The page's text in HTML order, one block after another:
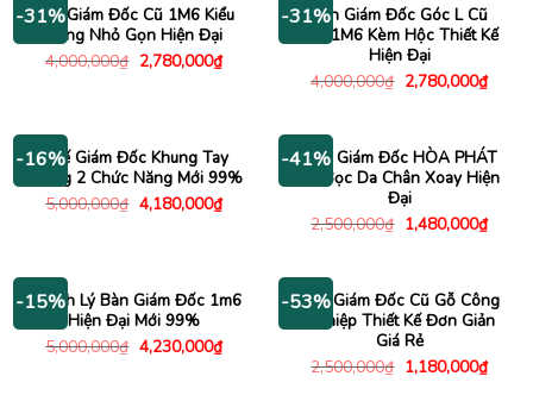
-31%
Bàn Giám Đốc Cũ 1M6 Kiểu
Dáng Nhỏ Gọn Hiện Đại
4,000,000₫ Giá
gốc
2,780,000₫Giá
hiện
-31%Bàn Giám Đốc Góc L Cũ
2Mx1M6 Kèm Hộc Thiết Kế
Hiện Đại
4,000,000₫ Giá
gốc
2,780,000₫Giá
hiện
-16%Ghế Giám Đốc Khung Tay
Vuông 2 Chức Năng Mới 99%
5,000,000₫ Giá
gốc
4,180,000₫Giá
hiện
-41%
Ghế Giám Đốc HÒA PHÁT
Cũ Bọc Da Chân Xoay Hiện
Đại
2,500,000₫ Giá
gốc
1,480,000₫Giá
hiện
-15%
Thanh Lý Bàn Giám Đốc 1m6
Hiện Đại Mới 99%
5,000,000₫ Giá
gốc
4,230,000₫Giá
hiện
-53%
Bàn Giám Đốc Cũ Gỗ Công
Nghiệp Thiết Kế Đơn Giản
Giá Rẻ
2,500,000₫ Giá
gốc
1,180,000₫Giá
hiện